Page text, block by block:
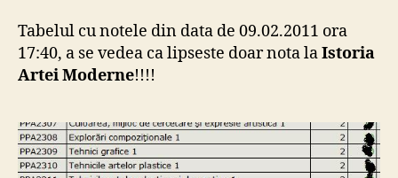
Tabelul cu notele din data de 09.02.2011 ora
17:40, a se vedea ca lipseste doar nota laIstoria
Artei Moderne!!!!